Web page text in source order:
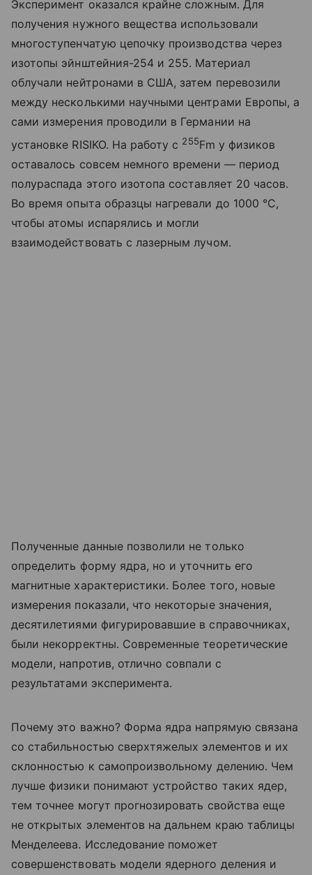
Эксперимент оказался крайне сложным. Для
получения нужного вещества использовали
многоступенчатую цепочку производства через
изотопы эйнштейния-254 и 255. Материал
облучали нейтронами в США, затем перевозили
между несколькими научными центрами Европы, а
сами измерения проводили в Германии на
установке RISIKO. На работу с 255Fm у физиков
оставалось совсем немного времени — период
полураспада этого изотопа составляет 20 часов.
Во время опыта образцы нагревали до 1000 °C,
чтобы атомы испарялись и могли
взаимодействовать с лазерным лучом.
Полученные данные позволили не только
определить форму ядра, но и уточнить его
магнитные характеристики. Более того, новые
измерения показали, что некоторые значения,
десятилетиями фигурировавшие в справочниках,
были некорректны. Современные теоретические
модели, напротив, отлично совпали с
результатами эксперимента.
Почему это важно? Форма ядра напрямую связана
со стабильностью сверхтяжелых элементов и их
склонностью к самопроизвольному делению. Чем
лучше физики понимают устройство таких ядер,
тем точнее могут прогнозировать свойства еще
не открытых элементов на дальнем краю таблицы
Менделеева. Исследование поможет
совершенствовать модели ядерного деления и